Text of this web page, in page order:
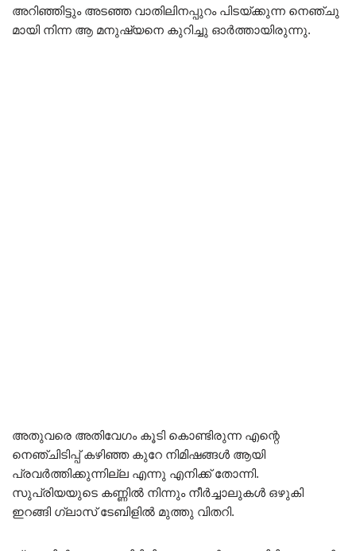
അറിഞ്ഞിട്ടും അടഞ്ഞ വാതിലിനപ്പുറം പിടയ്ക്കുന്ന നെഞ്ചു
മായി നിന്ന ആ മനുഷ്യനെ കുറിച്ചു ഓർത്തായിരുന്നു.
അതുവരെ അതിവേഗം കൂടി കൊണ്ടിരുന്ന എന്റെ
നെഞ്ചിടിപ്പ് കഴിഞ്ഞ കുറേ നിമിഷങ്ങൾ ആയി
പ്രവർത്തിക്കുന്നില്ല എന്നു എനിക്ക് തോന്നി.
സുപ്രിയയുടെ കണ്ണിൽ നിന്നും നീർച്ചാലുകൾ ഒഴുകി
ഇറങ്ങി ഗ്ലാസ് ടേബിളിൽ മുത്തു വിതറി.